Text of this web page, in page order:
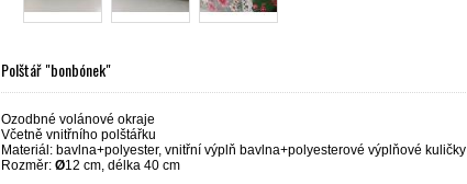
Polštář "bonbónek"
Ozodbné volánové okraje
Včetně vnitřního polštářku
Materiál: bavlna+polyester, vnitřní výplň bavlna+polyesterové výplňové kuličky
Rozměr: Ø12 cm, délka 40 cm